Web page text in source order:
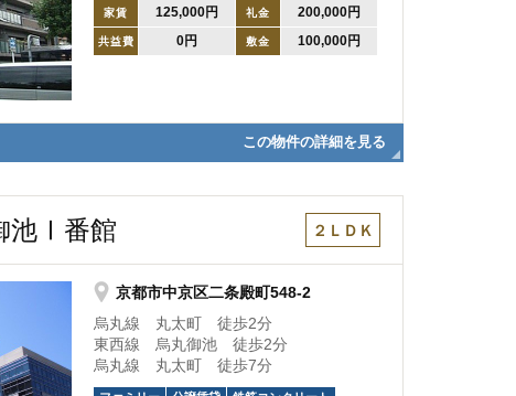
家賃 125,000円 礼金 200,000円
共益費 0円 敷金 100,000円
この物件の詳細を見る
池Ⅰ番館 ２ＬＤＫ
京都市中京区二条殿町548-2
烏丸線 丸太町 徒歩2分
東西線 烏丸御池 徒歩2分
烏丸線 丸太町 徒歩7分